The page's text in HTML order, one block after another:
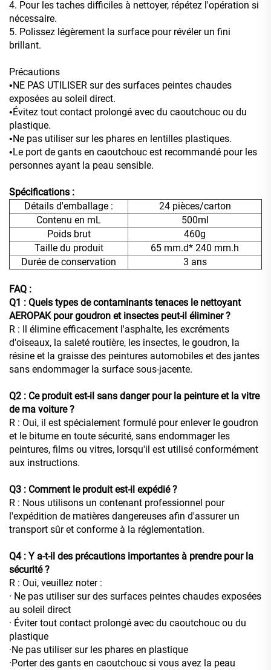
4. Pour les taches difficiles à nettoyer, répétez l'opération si
nécessaire.
5. Polissez légèrement la surface pour révéler un fini
brillant.
Précautions
•NE PAS UTILISER sur des surfaces peintes chaudes
exposées au soleil direct.
•Évitez tout contact prolongé avec du caoutchouc ou du
plastique.
•Ne pas utiliser sur les phares en lentilles plastiques.
•Le port de gants en caoutchouc est recommandé pour les
personnes ayant la peau sensible.
Spécifications :
Détails d'emballage :
24 pièces/carton
Contenu en mL
500ml
Poids brut
460g
Taille du produit
65 mm.d* 240 mm.h
Durée de conservation
3 ans
FAQ :
Q1 : Quels types de contaminants tenaces le nettoyant
AEROPAK pour goudron et insectes peut-il éliminer ?
R : Il élimine efficacement l'asphalte, les excréments
d'oiseaux, la saleté routière, les insectes, le goudron, la
résine et la graisse des peintures automobiles et des jantes
sans endommager la surface sous-jacente.
Q2 : Ce produit est-il sans danger pour la peinture et la vitre
de ma voiture ?
R : Oui, il est spécialement formulé pour enlever le goudron
et le bitume en toute sécurité, sans endommager les
peintures, films ou vitres, lorsqu'il est utilisé conformément
aux instructions.
Q3 : Comment le produit est-il expédié ?
R : Nous utilisons un contenant professionnel pour
l'expédition de matières dangereuses afin d'assurer un
transport sûr et conforme à la réglementation.
Q4 : Y a-t-il des précautions importantes à prendre pour la
sécurité ?
R : Oui, veuillez noter :
· Ne pas utiliser sur des surfaces peintes chaudes exposées
au soleil direct
· Éviter tout contact prolongé avec du caoutchouc ou du
plastique
·Ne pas utiliser sur les phares en plastique
·Porter des gants en caoutchouc si vous avez la peau